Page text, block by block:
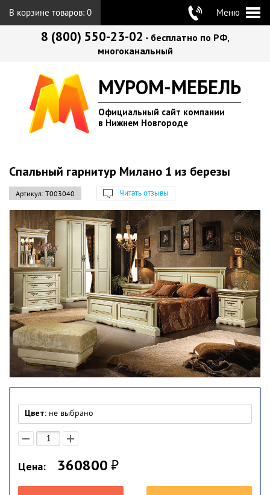
В корзине товаров: 0 Меню
8 (800) 550-23-02 - бесплатно по РФ,
многоканальный
МУРОМ-МЕБЕЛЬ
Официальный сайт компании
в Нижнем Новгороде
Спальный гарнитур Милано 1 из березы
Артикул: Т003040 Читать отзывы
Цвет: не выбрано
Цена: 360800₽